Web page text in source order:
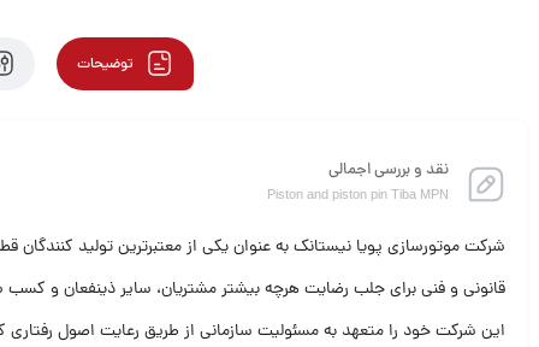
توضیحات
نقد و بررسی اجمالی
Piston and piston pin Tiba MPN
شرکت موتورسازی پویا نیستانک به عنوان یکی از معتبرترین تولید کنندگان
قانونی و فنی برای جلب رضایت هرچه بیشتر مشتریان، سایر ذینفعان و کسب
این شرکت خود را متعهد به مسئولیت سازمانی از طریق رعایت اصول